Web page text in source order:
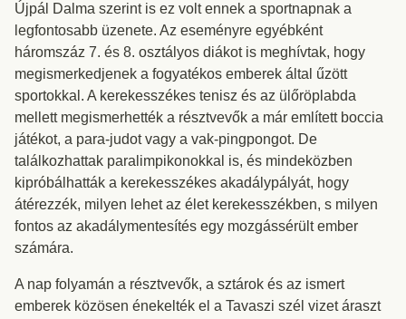
Újpál Dalma szerint is ez volt ennek a sportnapnak a
legfontosabb üzenete. Az eseményre egyébként
háromszáz 7. és 8. osztályos diákot is meghívtak, hogy
megismerkedjenek a fogyatékos emberek által űzött
sportokkal. A kerekesszékes tenisz és az ülőröplabda
mellett megismerhették a résztvevők a már említett boccia
játékot, a para-judot vagy a vak-pingpongot. De
találkozhattak paralimpikonokkal is, és mindeközben
kipróbálhatták a kerekesszékes akadálypályát, hogy
átérezzék, milyen lehet az élet kerekesszékben, s milyen
fontos az akadálymentesítés egy mozgássérült ember
számára.
A nap folyamán a résztvevők, a sztárok és az ismert
emberek közösen énekelték el a Tavaszi szél vizet áraszt